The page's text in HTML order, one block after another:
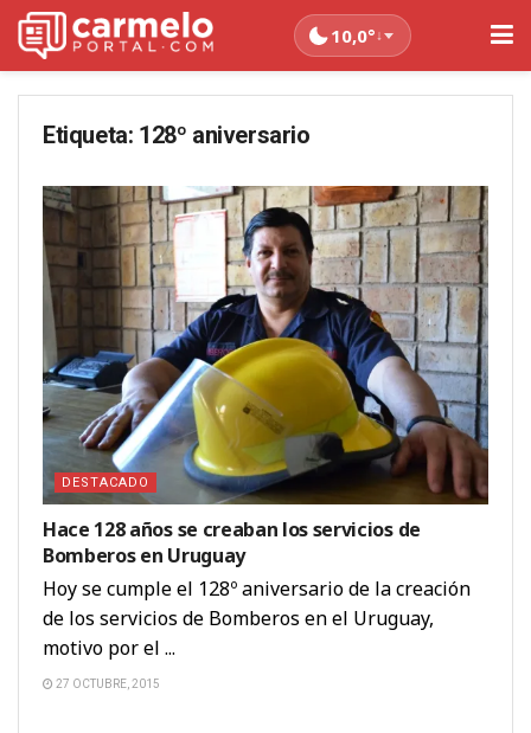
10,0°↓
Etiqueta: 128º aniversario
DESTACADO
Hace 128 años se creaban los servicios de
Bomberos en Uruguay
Hoy se cumple el 128º aniversario de la creación
de los servicios de Bomberos en el Uruguay,
motivo por el ...
27 OCTUBRE, 2015